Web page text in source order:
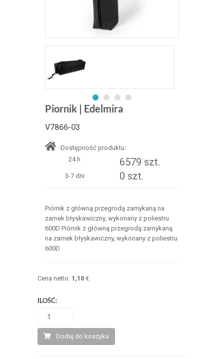
Piornik | Edelmira
V7866-03
Dostępność produktu:
24 h
6579 szt.
3-7 dni 0 szt.
Piórnik z główną przegrodą zamykaną na
zamek błyskawiczny, wykonany z poliestru
600D Piórnik z główną przegrodą zamykaną
na zamek błyskawiczny, wykonany z poliestru
600D
Cena netto: 1,10€
ILOŚĆ:
Dodaj do koszyka